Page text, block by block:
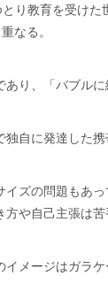
とり教育を受け
なる。
り、「バブル
自に発達した
イズの問題もあ
や自己主張は
メージはガラ